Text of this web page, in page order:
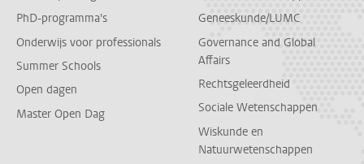
PhD-programma's
Onderwijs voor professionals
Summer Schools
Open dagen
Master Open Dag
Geneeskunde/LUMC
Governance and Global
Affairs
Rechtsgeleerdheid
Sociale Wetenschappen
Wiskunde en
Natuurwetenschappen